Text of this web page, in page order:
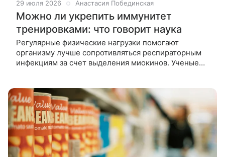
29 июля 2026 Анастасия Побединская
Можно ли укрепить иммунитет
тренировками: что говорит наука
Регулярные физические нагрузки помогают
организму лучше сопротивляться респираторным
инфекциям за счет выделения миокинов. Ученые